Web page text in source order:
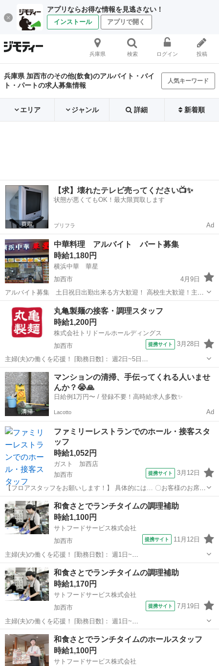
アプリならお得な情報を見逃さない！
インストール アプリで開く
兵庫県 検索 ログイン 投稿
兵庫県 加西市のその他(飲食)のアルバイト・バイ
ト・パートの求人募集情報
人気キーワード
エリア ジャンル 詳細 新着順
【求】壊れたテレビ売ってください📺✨
状態が悪くてもOK！最大限買取します
プリフラ Ad
中華料理 アルバイト パート募集
時給1,180円
横浜中華 華星
加西市
4月9日
アルバイト募集 土日祝日出勤出来る方大歓迎！ 高校生大歓迎！主婦
大歓迎 未経験可！ 食事付き！制服あり！ レジ全般 社員登録制度あ
り！
兵庫 加西市 その他 パート
丸亀製麺の接客・調理スタッフ
時給1,200円
株式会社トリドールホールディングス
加西市
提携サイト 3月28日
主婦(夫)の働くを応援！ [勤務日数]： 週2日~5日
10:00~15:00/10:00~16:00/09:00~14:00/11:00~17:00/11:00~16:00 [勤務
地・最寄駅]： 兵庫県加西市北条町横...
兵庫 加西市
マンションの清掃、手伝ってくれる人いませ
んか？😭🙏
日給例1万円〜 / 登録不要！高時給求人多数✨
Lacotto Ad
ファミリーレストランでのホール・接客スタ
ッフ
時給1,052円
ガスト 加西店
加西市
提携サイト 3月12日
【フロアスタッフをお願いします！】 具体的には… 〇お客様のお席へ
のご案内 〇お料理の提供 →ネコ型配膳ロボットが配膳業務をお手伝い
します！ 〇ご注文はタブレットからお客様自身行われます！ 〇お会計
→伝票をかざすと釣り銭ま...
兵庫 加西市 その他
和食さとでランチタイムの調理補助
時給1,100円
サトフードサービス株式会社
加西市
提携サイト 11月12日
主婦(夫)の働くを応援！ [勤務日数]： 週1日~
10:00~13:00/10:00~14:00/11:00~14:00/11:00~15:00/14:00~17:00 [勤務
地・最寄駅]： 兵庫県加西市北条町東高室...
兵庫 加西市 その他
和食さとでランチタイムの調理補助
時給1,170円
サトフードサービス株式会社
加西市
提携サイト 7月19日
主婦(夫)の働くを応援！ [勤務日数]： 週1日~
10:00~13:00/10:00~14:00/11:00~14:00/11:00~15:00/14:00~17:00 [勤務
地・最寄駅]： 兵庫県加西市北条町東高室...
兵庫 加西市 その他
和食さとでランチタイムのホールスタッフ
時給1,100円
サトフードサービス株式会社